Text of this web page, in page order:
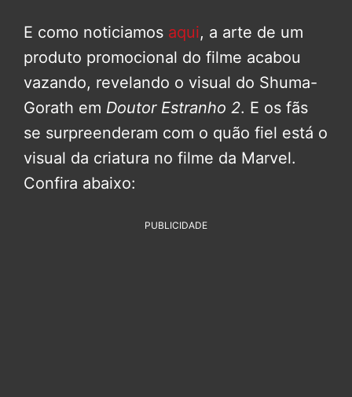
E como noticiamos aqui, a arte de um
produto promocional do filme acabou
vazando, revelando o visual do Shuma-
Gorath em Doutor Estranho 2. E os fãs
se surpreenderam com o quão fiel está o
visual da criatura no filme da Marvel.
Confira abaixo:
PUBLICIDADE